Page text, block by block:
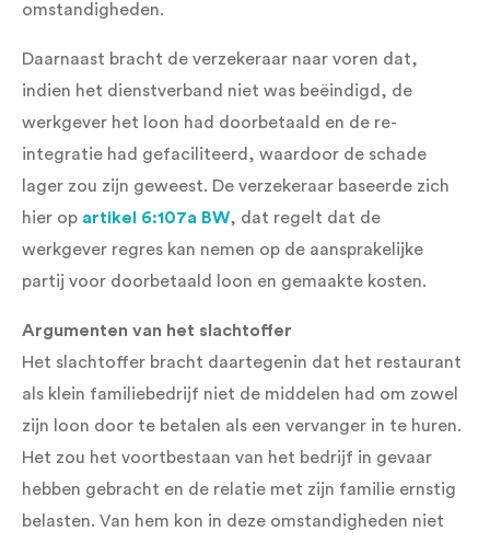
omstandigheden.
Daarnaast bracht de verzekeraar naar voren dat,
indien het dienstverband niet was beëindigd, de
werkgever het loon had doorbetaald en de re-
integratie had gefaciliteerd, waardoor de schade
lager zou zijn geweest. De verzekeraar baseerde zich
hier op artikel 6:107a BW, dat regelt dat de
werkgever regres kan nemen op de aansprakelijke
partij voor doorbetaald loon en gemaakte kosten.
Argumenten van het slachtoffer
Het slachtoffer bracht daartegenin dat het restaurant
als klein familiebedrijf niet de middelen had om zowel
zijn loon door te betalen als een vervanger in te huren.
Het zou het voortbestaan van het bedrijf in gevaar
hebben gebracht en de relatie met zijn familie ernstig
belasten. Van hem kon in deze omstandigheden niet